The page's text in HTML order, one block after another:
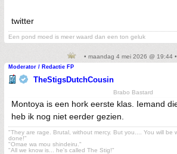
twitter
Een pond moed is meer waard dan een ton geluk
• maandag 4 mei 2026 @ 19:44
Moderator / Redactie FP
TheStigsDutchCousin
Brabo Bastard
Montoya is een hork eerste klas. Iemand
heb ik nog niet eerder gezien.
"They are rage. Brutal, without mercy. But you.... You will be
done!"
"Omae wa mou shindeiru."
"All we know is... he's called The Stig!"